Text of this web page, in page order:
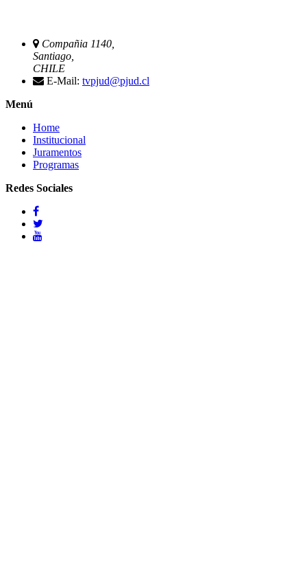
Compañia 1140,
Santiago,
CHILE
E-Mail: tvpjud@pjud.cl
Menú
Home
Institucional
Juramentos
Programas
Redes Sociales